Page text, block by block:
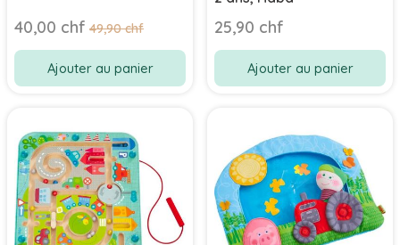
Prix Spécial
40,00 chf Prix normal
49,90 chf
Ajouter au panier
25,90 chf
Ajouter au panier